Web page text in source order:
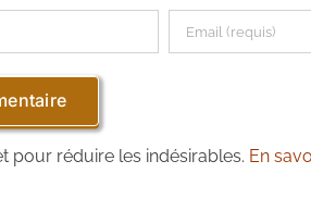
pour réduire les indésirables. En